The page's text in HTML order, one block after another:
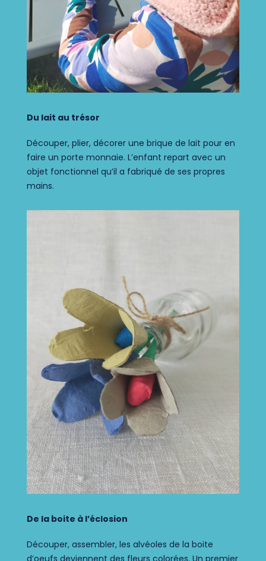
Du lait au trésor
Découper, plier, décorer une brique de lait pour en
faire un porte monnaie. L’enfant repart avec un
objet fonctionnel qu’il a fabriqué de ses propres
mains.
De la boite à l’éclosion
Découper, assembler, les alvéoles de la boite
d’oeufs deviennent des fleurs colorées. Un premier